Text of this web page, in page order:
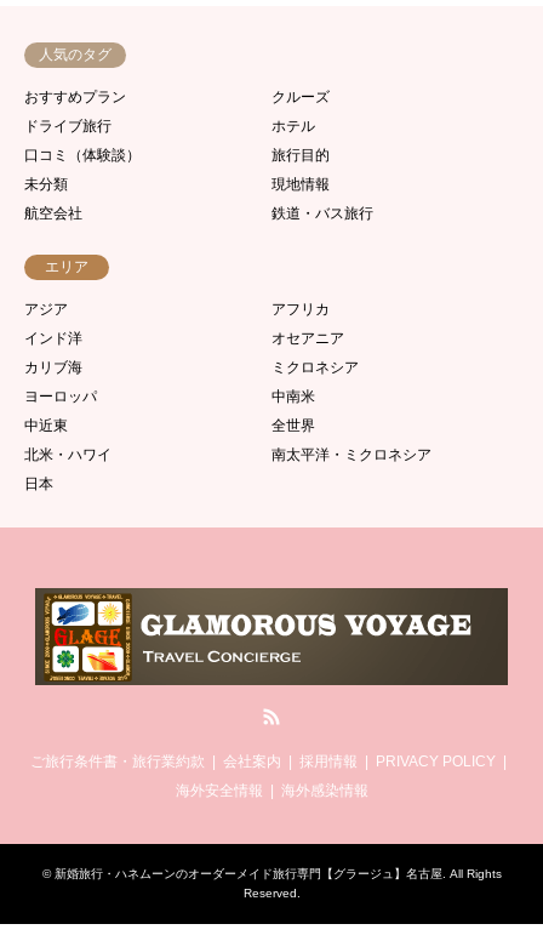
人気のタグ
おすすめプラン
クルーズ
ドライブ旅行
ホテル
口コミ（体験談）
旅行目的
未分類
現地情報
航空会社
鉄道・バス旅行
エリア
アジア
アフリカ
インド洋
オセアニア
カリブ海
ミクロネシア
ヨーロッパ
中南米
中近東
全世界
北米・ハワイ
南太平洋・ミクロネシア
日本
ご旅行条件書・旅行業約款 会社案内 採用情報
PRIVACY POLICY
海外安全情報
海外感染情報
©新婚旅行・ハネムーンのオーダーメイド旅行専門【グラージュ】名古屋 . All Rights
Reserved.